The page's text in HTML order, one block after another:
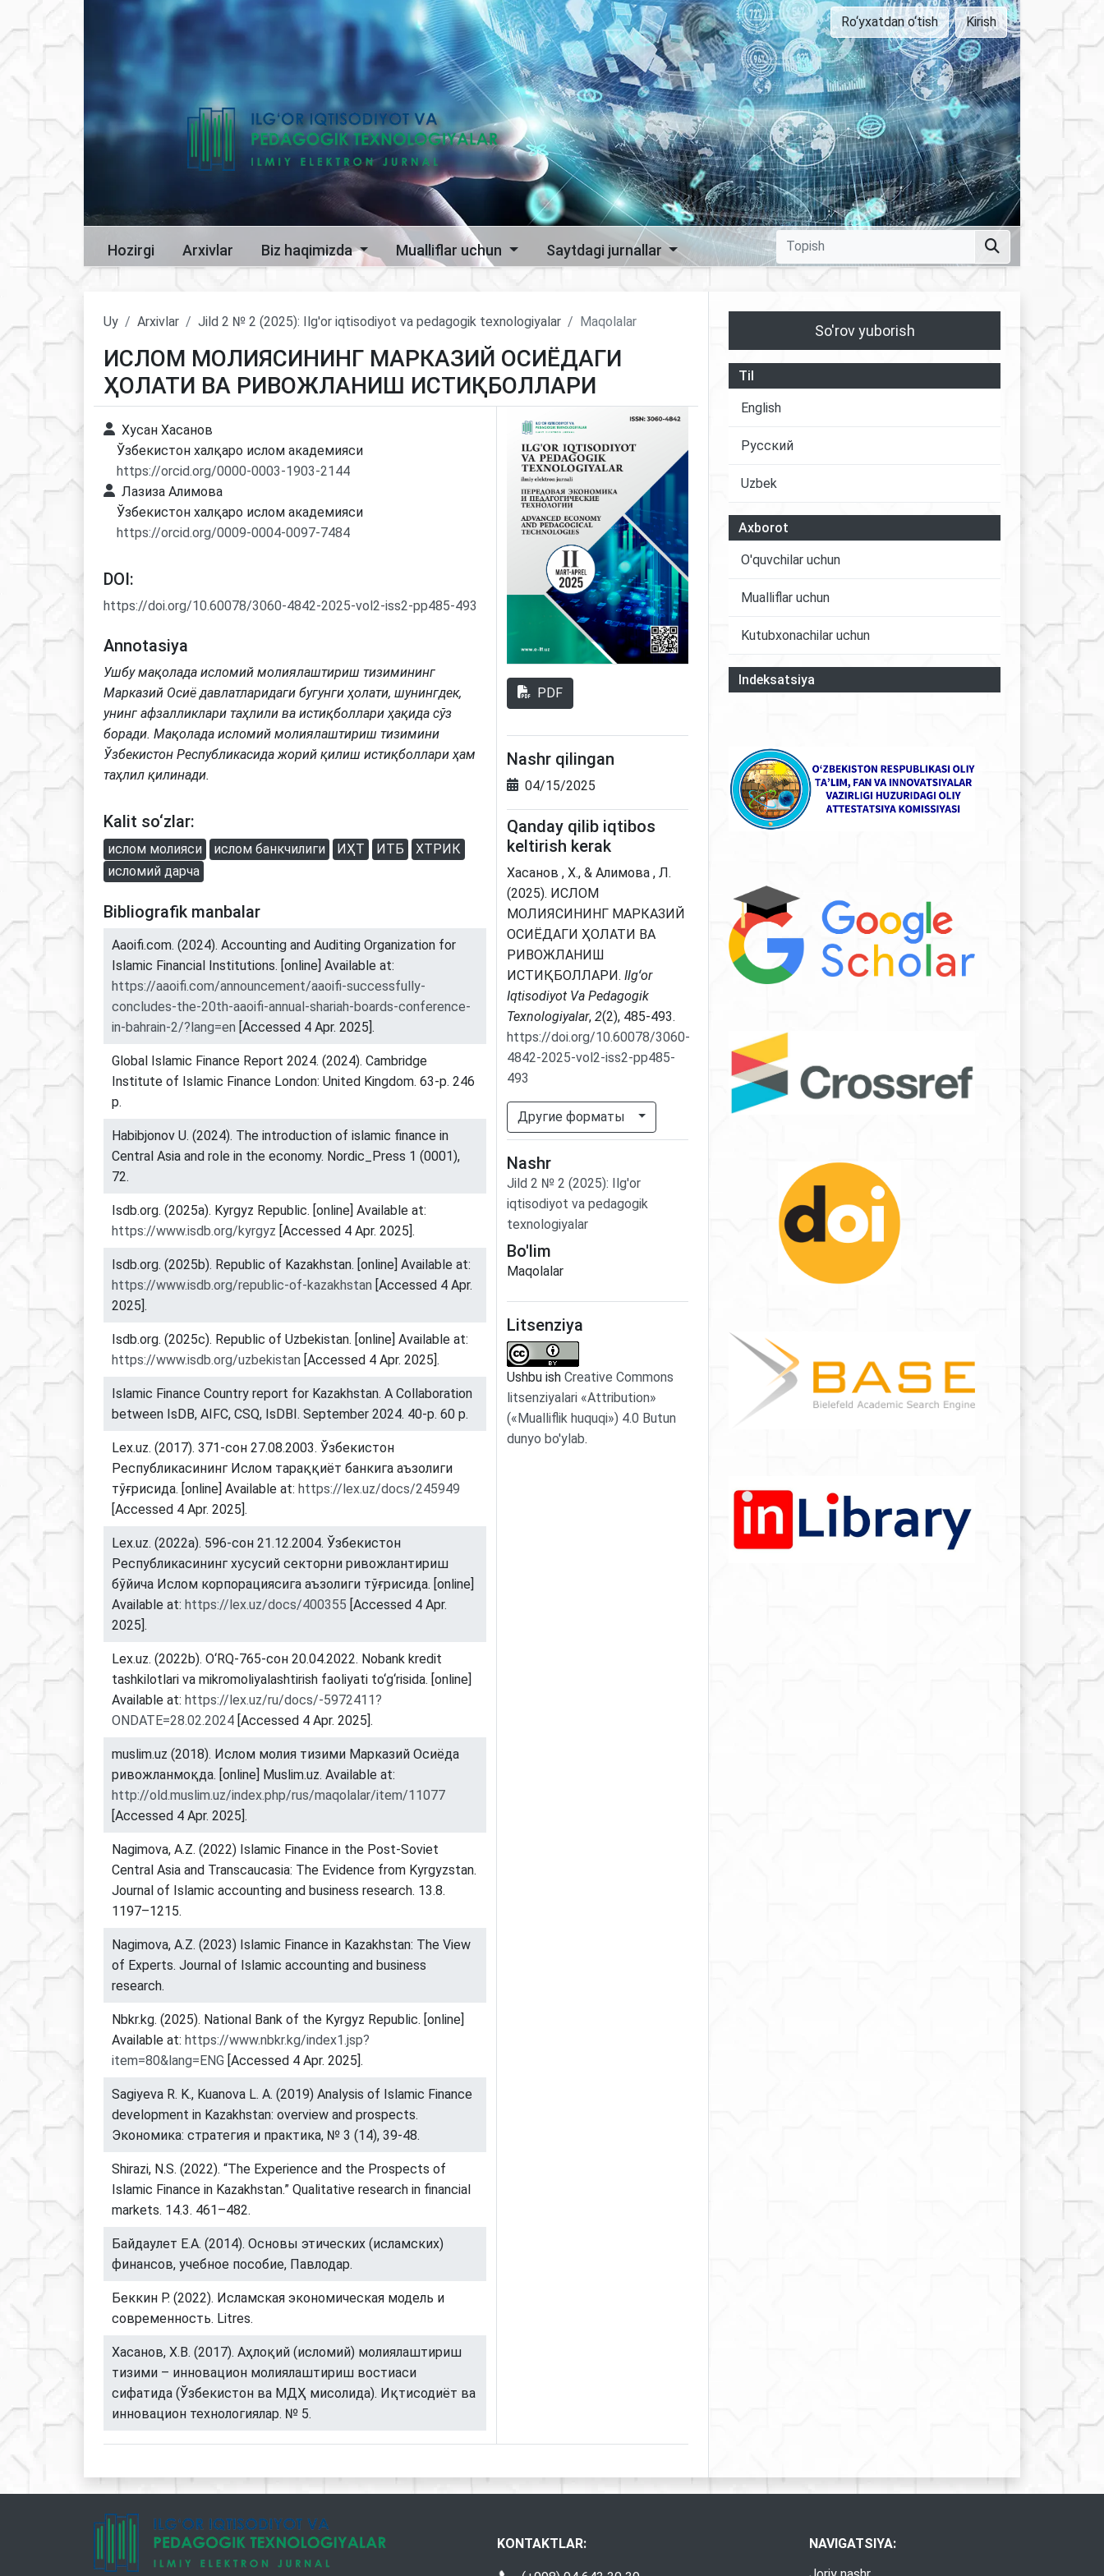
Ro‘yxatdan o‘tish Kirish
Hozirgi Arxivlar Biz haqimizda Mualliflar uchun Saytdagi jurnallar
Uy Arxivlar Jild 2 № 2 (2025): Ilg'or iqtisodiyot va pedagogik texnologiyalar Maqolalar
ИСЛОМ МОЛИЯСИНИНГ МАРКАЗИЙ ОСИЁДАГИ
ҲОЛАТИ ВА РИВОЖЛАНИШ ИСТИҚБОЛЛАРИ
Хусан Хасанов
Ўзбекистон халқаро ислом академияси
https://orcid.org/0000-0003-1903-2144
Лазиза Алимова
Ўзбекистон халқаро ислом aкадемияси
https://orcid.org/0009-0004-0097-7484
DOI:
https://doi.org/10.60078/3060-4842-2025-vol2-iss2-pp485-493
Annotasiya
Ушбу мақолада исломий молиялаштириш тизимининг
Марказий Осиё давлатларидаги бугунги ҳолати, шунингдек,
унинг афзалликлари таҳлили ва истиқболлари ҳақида cўз
боради. Мақолада исломий молиялаштириш тизимини
Ўзбекистон Республикасида жорий қилиш истиқболлари ҳам
таҳлил қилинади.
Kalit so‘zlar:
ислом молияси ислом банкчилиги ИҲТ ИТБ
ХТРИК
исломий дарча
Bibliografik manbalar
Aaoifi.com. (2024). Accounting and Auditing Organization for
Islamic Financial Institutions. [online] Available at:
https://aaoifi.com/announcement/aaoifi-successfully-
concludes-the-20th-aaoifi-annual-shariah-boards-conference-
in-bahrain-2/?lang=en [Accessed 4 Apr. 2025].
Global Islamic Finance Report 2024. (2024). Cambridge
Institute of Islamic Finance London: United Kingdom. 63-p. 246
p.
Habibjonov U. (2024). The introduction of islamic finance in
Central Asia and role in the economy. Nordic_Press 1 (0001),
72.
Isdb.org. (2025a). Kyrgyz Republic. [online] Available at:
https://www.isdb.org/kyrgyz [Accessed 4 Apr. 2025].
Isdb.org. (2025b). Republic of Kazakhstan. [online] Available at:
https://www.isdb.org/republic-of-kazakhstan [Accessed 4 Apr.
2025].
Isdb.org. (2025c). Republic of Uzbekistan. [online] Available at:
https://www.isdb.org/uzbekistan [Accessed 4 Apr. 2025].
Islamic Finance Country report for Kazakhstan. A Collaboration
between IsDB, AIFC, CSQ, IsDBI. September 2024. 40-p. 60 p.
Lex.uz. (2017). 371-сон 27.08.2003. Ўзбекистон
Республикасининг Ислом тараққиёт банкига аъзолиги
тўғрисида. [online] Available at: https://lex.uz/docs/245949
[Accessed 4 Apr. 2025].
Lex.uz. (2022a). 596-сон 21.12.2004. Ўзбекистон
Республикасининг хусусий секторни ривожлантириш
бўйича Ислом корпорациясига аъзолиги тўғрисида. [online]
Available at: https://lex.uz/docs/400355 [Accessed 4 Apr.
2025].
Lex.uz. (2022b). O‘RQ-765-сон 20.04.2022. Nobank kredit
tashkilotlari va mikromoliyalashtirish faoliyati to‘g‘risida. [online]
Available at: https://lex.uz/ru/docs/-5972411?
ONDATE=28.02.2024 [Accessed 4 Apr. 2025].
muslim.uz (2018). Ислом молия тизими Марказий Осиёда
ривожланмоқда. [online] Muslim.uz. Available at:
http://old.muslim.uz/index.php/rus/maqolalar/item/11077
[Accessed 4 Apr. 2025].
Nagimova, A.Z. (2022) Islamic Finance in the Post-Soviet
Central Asia and Transcaucasia: The Evidence from Kyrgyzstan.
Journal of Islamic accounting and business research. 13.8.
1197–1215.
Nagimova, A.Z. (2023) Islamic Finance in Kazakhstan: The View
of Experts. Journal of Islamic accounting and business
research.
Nbkr.kg. (2025). National Bank of the Kyrgyz Republic. [online]
Available at: https://www.nbkr.kg/index1.jsp?
item=80&lang=ENG [Accessed 4 Apr. 2025].
Sagiyeva R. K., Kuanova L. A. (2019) Analysis of Islamic Finance
development in Kazakhstan: overview and prospects.
Экономика: стратегия и практика, № 3 (14), 39-48.
Shirazi, N.S. (2022). “The Experience and the Prospects of
Islamic Finance in Kazakhstan.” Qualitative research in financial
markets. 14.3. 461–482.
Байдаулет Е.А. (2014). Основы этических (исламских)
финансов, учебное пособие, Павлодар.
Беккин Р. (2022). Исламская экономическая модель и
современность. Litres.
Хасанов, Х.В. (2017). Аҳлоқий (исломий) молиялаштириш
тизими – инновацион молиялаштириш востиаси
сифатида (Ўзбекистон ва МДҲ мисолида). Иқтисодиёт ва
инновацион технологиялар. № 5.
PDF
Nashr qilingan
04/15/2025
Qanday qilib iqtibos
keltirish kerak
Хасанов , Х., & Алимова , Л.
(2025). ИСЛОМ
МОЛИЯСИНИНГ МАРКАЗИЙ
ОСИЁДАГИ ҲОЛАТИ ВА
РИВОЖЛАНИШ
ИСТИҚБОЛЛАРИ. Ilgʻor
Iqtisodiyot Va Pedagogik
Texnologiyalar, 2(2), 485-493.
https://doi.org/10.60078/3060-
4842-2025-vol2-iss2-pp485-
493
Другие форматы
Nashr
Jild 2 № 2 (2025): Ilg'or
iqtisodiyot va pedagogik
texnologiyalar
Bo'lim
Maqolalar
Litsenziya
Ushbu ish Creative Commons
litsenziyalari «Attribution»
(«Mualliflik huquqi») 4.0 Butun
dunyo bo'ylab.
So'rov yuborish
Til
English
Русский
Uzbek
Axborot
O'quvchilar uchun
Mualliflar uchun
Kutubxonachilar uchun
Indeksatsiya
KONTAKTLAR:
NAVIGATSIYA: